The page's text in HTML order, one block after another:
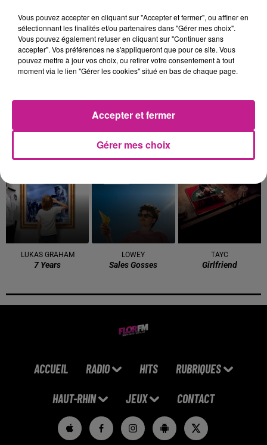
JULIEN LIEB FEAT. OTTA
Dis-Moi Ou
SLAYYYTER
Dance
TEDDY SWIMS
Mr Know It All
15h20
15h20
SHAKIRA FEAT. BURNA
15h12
15h12
AMBRE
J'me Demande
15h10
15h10
BEBE REXHA
LUKAS GRAHAM
7 Years
LOWEY
Sales Gosses
TAYC
Girlfriend
ACCUEIL RADIO HITS RUBRIQUES
HAUT-RHIN JEUX CONTACT
Vous pouvez accepter en cliquant sur "Accepter et fermer", ou affiner en
sélectionnant les finalités et/ou partenaires dans "Gérer mes choix".
Vous pouvez également refuser en cliquant sur "Continuer sans
accepter". Vos préférences ne s'appliqueront que pour ce site. Vous
pouvez mettre à jour vos choix, ou retirer votre consentement à tout
moment via le lien "Gérer les cookies" situé en bas de chaque page.
Gérer mes choix
Accepter et fermer